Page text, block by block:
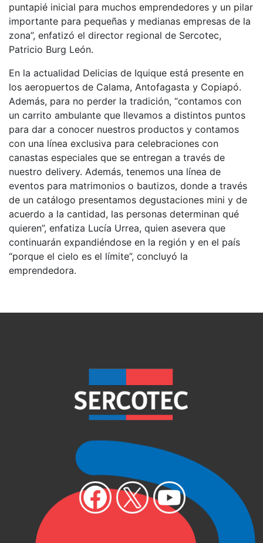
puntapié inicial para muchos emprendedores y un pilar
importante para pequeñas y medianas empresas de la
zona”, enfatizó el director regional de Sercotec,
Patricio Burg León.
En la actualidad Delicias de Iquique está presente en
los aeropuertos de Calama, Antofagasta y Copiapó.
Además, para no perder la tradición, “contamos con
un carrito ambulante que llevamos a distintos puntos
para dar a conocer nuestros productos y contamos
con una línea exclusiva para celebraciones con
canastas especiales que se entregan a través de
nuestro delivery. Además, tenemos una línea de
eventos para matrimonios o bautizos, donde a través
de un catálogo presentamos degustaciones mini y de
acuerdo a la cantidad, las personas determinan qué
quieren”, enfatiza Lucía Urrea, quien asevera que
continuarán expandiéndose en la región y en el país
“porque el cielo es el límite”, concluyó la
emprendedora.